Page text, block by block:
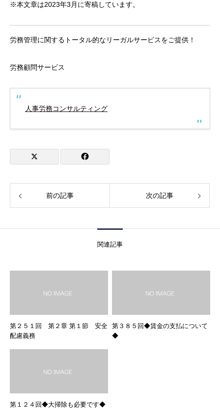
※本文章は2023年3月に寄稿しています。
労務管理に関するトータル的なリーガルサービスをご提供！
労務顧問サービス
人事労務コンサルティング
前の記事 次の記事
関連記事
第２５１回 第２章 第１節 安全
配慮義務
第３８５回◆賃金の支払について
◆
第１２４回◆大掃除も必要です◆